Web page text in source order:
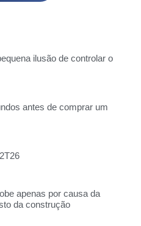
ilusão de controlar o
antes de comprar um
apenas por causa da
da construção